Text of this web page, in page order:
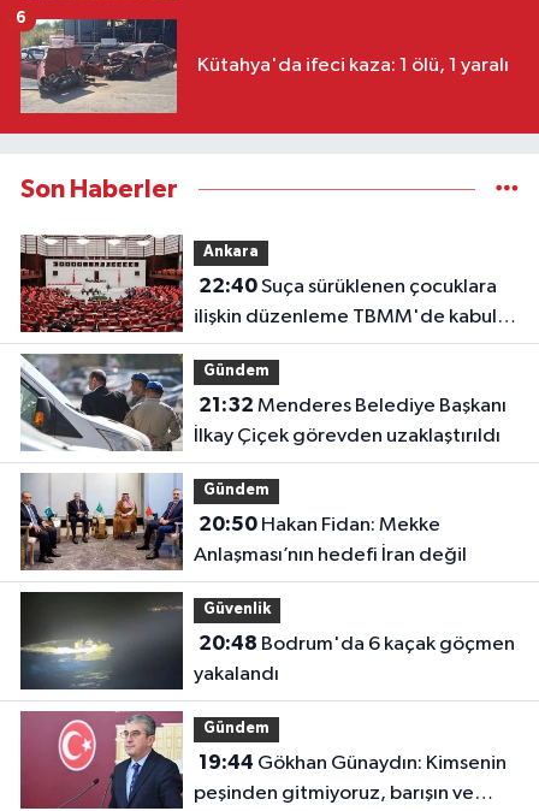
Kütahya'da ifeci kaza: 1 ölü, 1 yaralı
6
Son Haberler
Ankara
22:40Suça sürüklenen çocuklara
ilişkin düzenleme TBMM'de kabul
edildi
Gündem
21:32
İlkay Çiçek görevden uzaklaştırıldı
Gündem
20:50Hakan Fidan: Mekke
Anlaşması’nın hedefi İran değil
Güvenlik
20:48
yakalandı
Gündem
19:44
peşinden gitmiyoruz, barışın ve